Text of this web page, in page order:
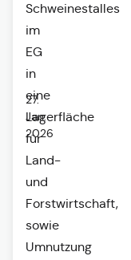
27.
Jan.
2026
Schweinestalles
im
EG
in
eine
Lagerfläche
für
Land-
und
Forstwirtschaft,
sowie
Umnutzung